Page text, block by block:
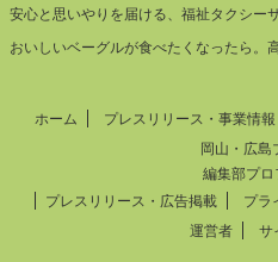
安心と思いやりを届ける、福祉タクシー
おいしいベーグルが食べたくなったら。
ホーム プレスリリース・事業情報
岡山・広島
編集部プ
プレスリリース・広告掲載
プラ
運営者
サ